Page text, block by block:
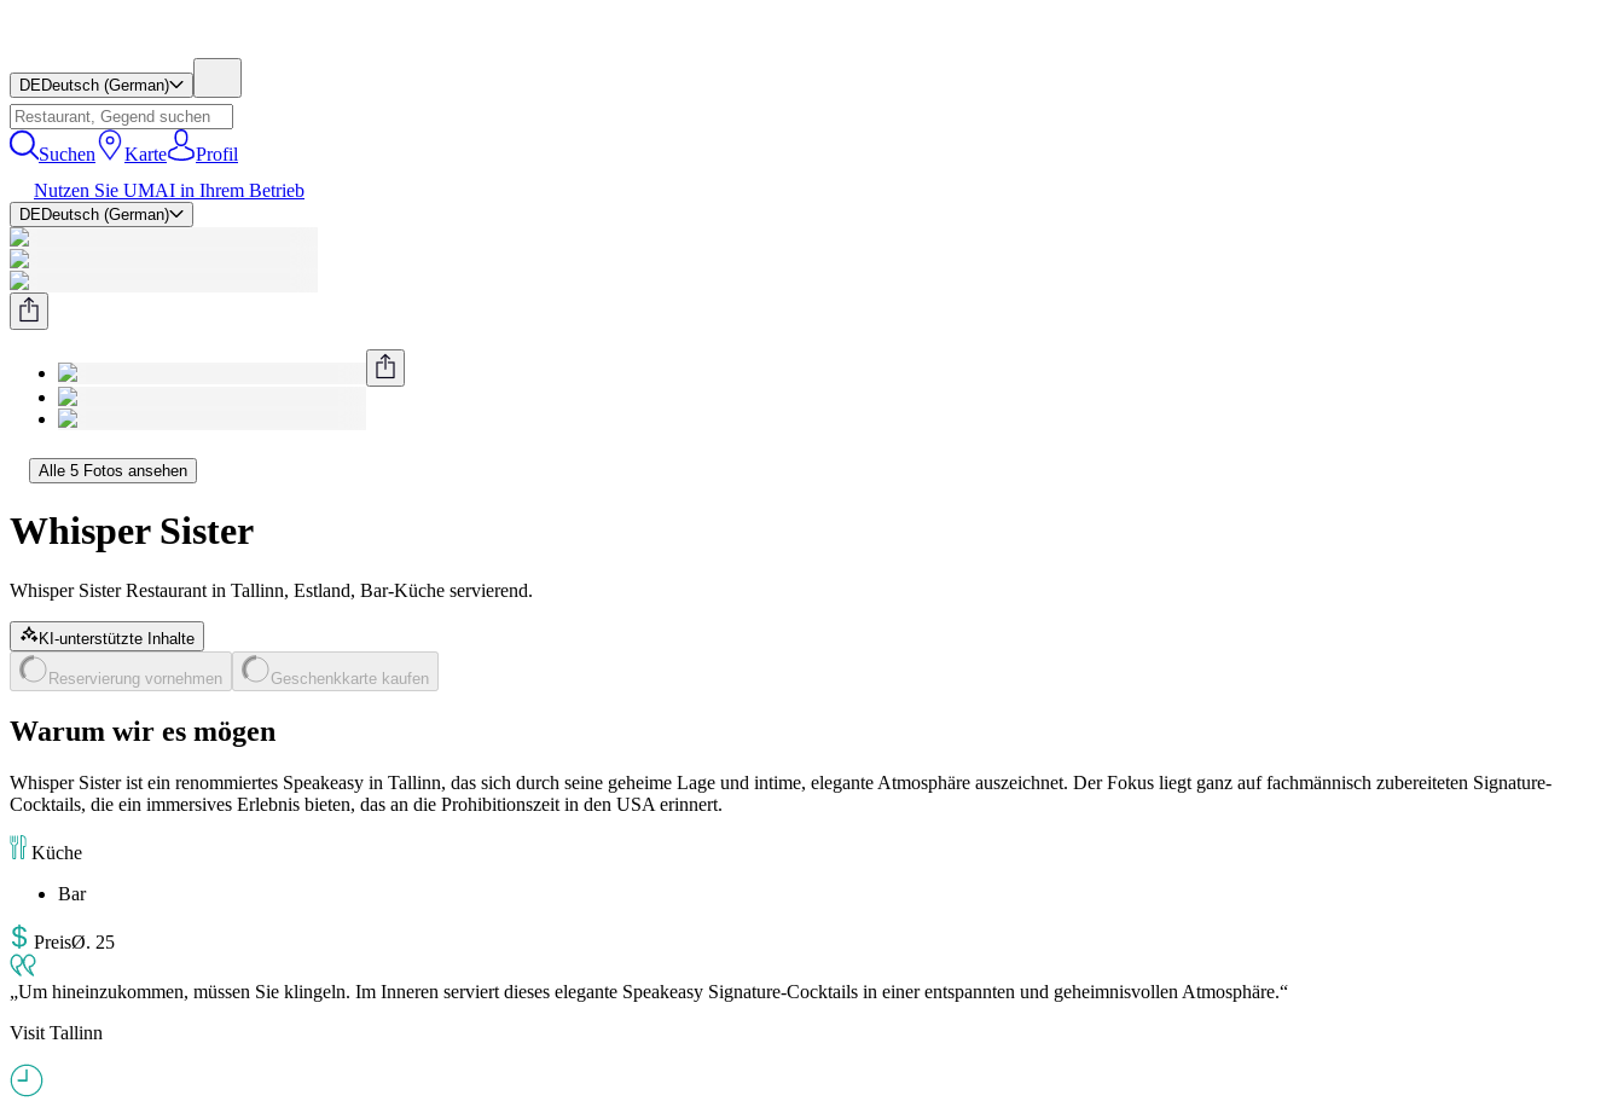
DEDeutsch (German)
Suchen Karte
Profil
Nutzen Sie UMAI in Ihrem Betrieb
DEDeutsch (German)
Alle 5 Fotos ansehen
Whisper Sister
Whisper Sister Restaurant in Tallinn, Estland, Bar-Küche servierend.
KI-unterstützte Inhalte
Reservierung vornehmen Geschenkkarte kaufen
Warum wir es mögen
Whisper Sister ist ein renommiertes Speakeasy in Tallinn, das sich durch seine geheime Lage und intime, elegante Atmosphäre auszeichnet. Der Fokus liegt ganz auf fachmännisch zubereiteten Signature-
Cocktails, die ein immersives Erlebnis bieten, das an die Prohibitionszeit in den USA erinnert.
Küche
Bar
PreisØ. 25
Um hineinzukommen, müssen Sie klingeln. Im Inneren serviert dieses elegante Speakeasy Signature-Cocktails in einer entspannten und geheimnisvollen Atmosphäre.
Visit Tallinn